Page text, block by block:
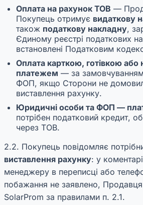
Оплата на рахунок ТОВ —
Покупець отримує видаткову
також податкову накладну,
Єдиному реєстрі податкових
встановлені Податковим
Оплата карткою, готівкою
платежем — за
ФОП, якщо Сторони не
виставлення рахунку.
Юридичні особи та ФОП —
потрібен податковий кредит,
через ТОВ.
2.2. Покупець повідомляє
виставлення рахунку: у
менеджеру в переписці або
побажання не заявлено,
SolarProm за правилами п. 2.1.